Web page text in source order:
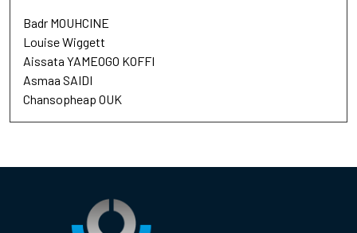
Badr MOUHCINE
Louise Wiggett
Aissata YAMEOGO KOFFI
Asmaa SAIDI
Chansopheap OUK